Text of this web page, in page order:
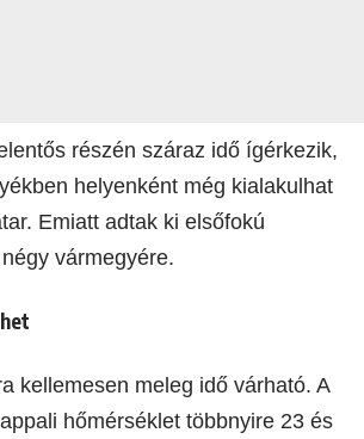
részén száraz idő ígérkezik,
helyenként még kialakulhat
Emiatt adtak ki elsőfokú
vármegyére.
kellemesen meleg idő várható. A
hőmérséklet többnyire 23 és